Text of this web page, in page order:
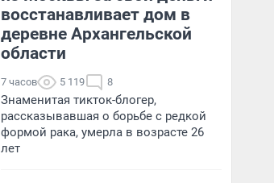
восстанавливает дом в
деревне Архангельской
области
7 часов 5 119 8
Знаменитая тикток-блогер,
рассказывавшая о борьбе с редкой
формой рака, умерла в возрасте 26
лет